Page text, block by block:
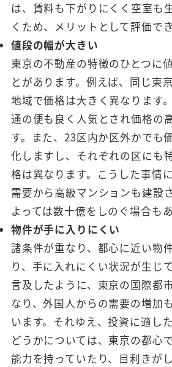
は、賃料も下がりにくく空室も
くため、メリットとして評価でき
値段の幅が大きい
東京の不動産の特徴のひとつに
とがあります。例えば、同じ東
地域で価格は大きく異なります
通の便も良く人気とされ価格の
す。また、23区内か区外かでも
化しますし、それぞれの区にも
格は異なります。こうした事情
需要から高級マンションも建設
よっては数十億をしのぐ場合もあ
物件が手に入りにくい
諸条件が重なり、都心に近い物
り、手に入れにくい状況が生じ
言及したように、東京の国際都
なり、外国人からの需要の増加
います。それゆえ、投資に適し
どうかについては、東京の都心
能力を持っていたり、目利きが